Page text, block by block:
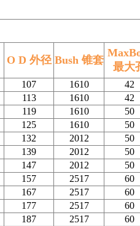
O D 外径 Bush 锥套
最大
107 1610 42
113 1610 42
119 1610 50
125 1610 50
132 2012 50
139 2012 50
147 2012 50
157 2517 60
167 2517 60
177 2517 60
187 2517 60